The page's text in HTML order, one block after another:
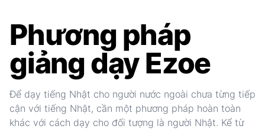
Phương pháp
giảng dạy Ezoe
Để dạy tiếng Nhật cho người nước ngoài chưa từng tiếp
cận với tiếng Nhật, cần một phương pháp hoàn toàn
khác với cách dạy cho đối tượng là người Nhật. Kể từ